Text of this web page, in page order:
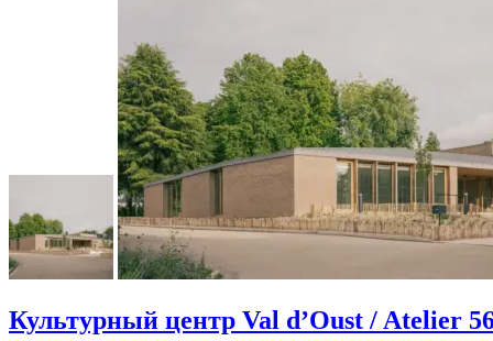
Культурный центр Val d’Oust / Atelier